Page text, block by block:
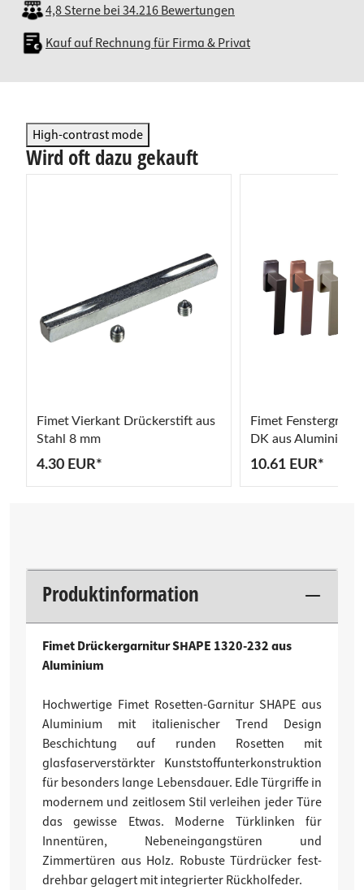
4,8 Sterne bei 34.216 Bewertungen
Kauf auf Rechnung für Firma & Privat
High-contrast mode
Wird oft dazu gekauft
Fimet Vierkant Drückerstift aus
Stahl 8 mm
4.30 EUR*
Fimet Fenstergriff
DK aus Aluminium
10.61 EUR*
Produktinformation
Fimet Drückergarnitur SHAPE 1320-232 aus
Aluminium
Hochwertige Fimet Rosetten-Garnitur SHAPE aus
Aluminium mit italienischer Trend Design
Beschichtung auf runden Rosetten mit
glasfaserverstärkter Kunststoffunterkonstruktion
für besonders lange Lebensdauer. Edle Türgriffe in
modernem und zeitlosem Stil verleihen jeder Türe
das gewisse Etwas. Moderne Türklinken für
Innentüren, Nebeneingangstüren und
Zimmertüren aus Holz. Robuste Türdrücker fest-
drehbar gelagert mit integrierter Rückholfeder.